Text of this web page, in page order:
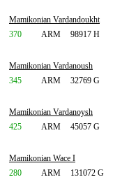
Mamikonian Vardandoukht
370
ARM 98917 H
Mamikonian Vardanoush
345
ARM 32769 G
Mamikonian Vardanoysh
425
ARM 45057 G
Mamikonian Wace I
280
ARM 131072 G